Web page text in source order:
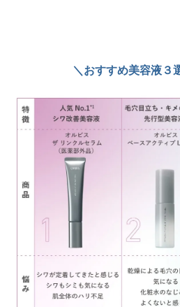
＼おすすめ美容液３